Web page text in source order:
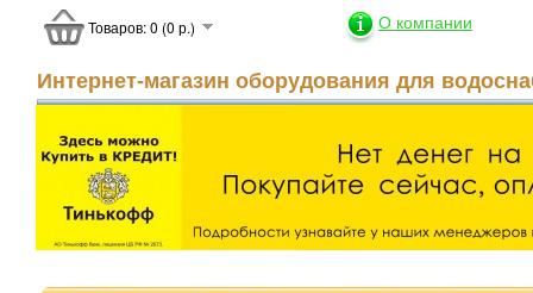
О компании
Интернет-магазин оборудования для
Товаров: 0 (0 р.)